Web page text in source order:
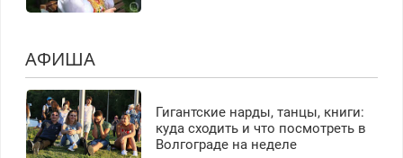
АФИША
Гигантские нарды, танцы, книги:
куда сходить и что посмотреть в
Волгограде на неделе